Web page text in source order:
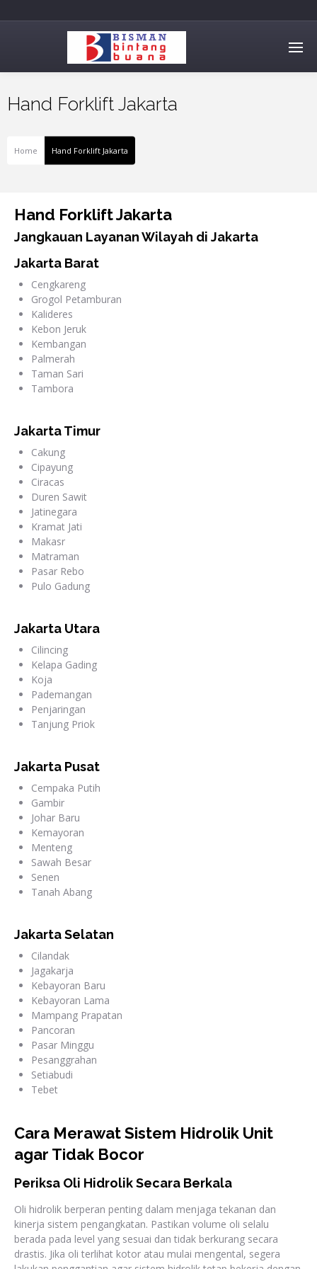
Hand Forklift Jakarta
Home Hand Forklift Jakarta
Hand Forklift Jakarta
Jangkauan Layanan Wilayah di Jakarta
Jakarta Barat
Cengkareng
Grogol Petamburan
Kalideres
Kebon Jeruk
Kembangan
Palmerah
Taman Sari
Tambora
Jakarta Timur
Cakung
Cipayung
Ciracas
Duren Sawit
Jatinegara
Kramat Jati
Makasr
Matraman
Pasar Rebo
Pulo Gadung
Jakarta Utara
Cilincing
Kelapa Gading
Koja
Pademangan
Penjaringan
Tanjung Priok
Jakarta Pusat
Cempaka Putih
Gambir
Johar Baru
Kemayoran
Menteng
Sawah Besar
Senen
Tanah Abang
Jakarta Selatan
Cilandak
Jagakarja
Kebayoran Baru
Kebayoran Lama
Mampang Prapatan
Pancoran
Pasar Minggu
Pesanggrahan
Setiabudi
Tebet
Cara Merawat Sistem Hidrolik Unit
agar Tidak Bocor
Periksa Oli Hidrolik Secara Berkala
Oli hidrolik berperan penting dalam menjaga tekanan dan
kinerja sistem pengangkatan. Pastikan volume oli selalu
berada pada level yang sesuai dan tidak berkurang secara
drastis. Jika oli terlihat kotor atau mulai mengental, segera